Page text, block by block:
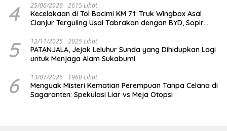
4 25/06/2026 2615 Lihat
Kecelakaan di Tol Bocimi KM 71: Truk Wingbox Asal
Cianjur Terguling Usai Tabrakan dengan BYD, Sopir
5 12/11/2025 2025 Lihat
PATANJALA, Jejak Leluhur Sunda yang Dihidupkan Lagi
untuk Menjaga Alam Sukabumi
6 13/07/2026 1960 Lihat
Menguak Misteri Kematian Perempuan Tanpa Celana di
Sagaranten: Spekulasi Liar vs Meja Otopsi